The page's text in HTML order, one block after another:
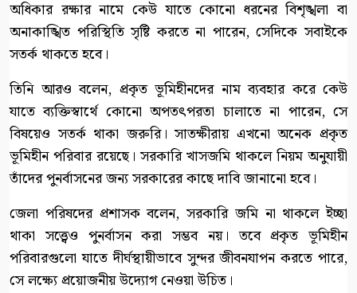
অধিকার রক্ষার নামে কেউ যাতে কোনো ধরনের বিশৃঙ্খলা বা
অনাকাঙ্খিত পরিস্থিতি সৃষ্টি করতে না পারেন, সেদিকে সবাইকে
সতর্ক থাকতে হবে।
তিনি আরও বলেন, প্রকৃত ভূমিহীনদের নাম ব্যবহার করে কেউ
যাতে ব্যক্তিস্বার্থে কোনো অপতৎপরতা চালাতে না পারেন, সে
বিষয়েও সতর্ক থাকা জরুরি। সাতক্ষীরায় এখনো অনেক প্রকৃত
ভূমিহীন পরিবার রয়েছে। সরকারি খাসজমি থাকলে নিয়ম অনুযায়ী
তাঁদের পুনর্বাসনের জন্য সরকারের কাছে দাবি জানানো হবে।
জেলা পরিষদের প্রশাসক বলেন, সরকারি জমি না থাকলে ইচ্ছা
থাকা সত্ত্বেও পুনর্বাসন করা সম্ভব নয়। তবে প্রকৃত ভূমিহীন
পরিবারগুলো যাতে দীর্ঘস্থায়ীভাবে সুন্দর জীবনযাপন করতে পারে,
সে লক্ষ্যে প্রয়োজনীয় উদ্যোগ নেওয়া উচিত।